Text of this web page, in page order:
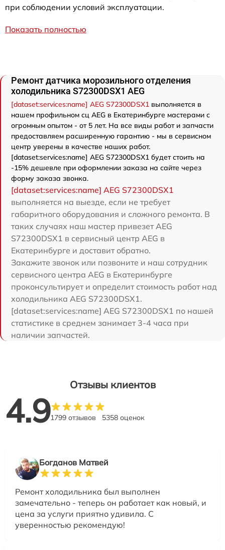
при соблюдении условий эксплуатации.
Показать полностью
Ремонт датчика морозильного отделения
холодильника S72300DSX1 AEG
[dataset:services:name] AEG S72300DSX1 выполняется в
нашем профильном сц AEG в Екатеринбурге мастерами с
огромным опытом - от 5 лет. На все виды работ и запчасти
предоставляем расширенную гарантию - мы в сервисном
центр уверены в качестве наших работ.
[dataset:services:name] AEG S72300DSX1 будет стоить на
-15% дешевле при оформлении заказа на сайте через
форму заказа звонка.
[dataset:services:name] AEG S72300DSX1
выполняется на выезде, если не требует
габаритного оборудования и сложного ремонта. В
таких случаях наш мастер привезет AEG
S72300DSX1 в сервисный центр AEG в
Екатеринбурге и доставит обратно.
Закажите звонок или позвоните и наш сотрудник
сервисного центра AEG в Екатеринбурге
проконсультирует и определит стоимость работ над
холодильника AEG S72300DSX1.
[dataset:services:name] AEG S72300DSX1 по нашей
статистике в среднем занимает 3-4 часа при
наличии запчастей.
Отзывы клиентов
4.91799 отзывов 5358 оценок
Богданов Матвей
Ремонт холодильника был выполнен
замечательно - теперь он работает как новый, и
цена за услуги приятно удивила. С
уверенностью рекомендую!